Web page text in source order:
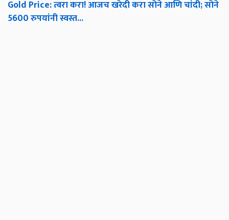
Gold Price: त्वरा करा! आजच खरेदी करा सोने आणि चांदी; सोने
5600 रुपयांनी स्वस्त...